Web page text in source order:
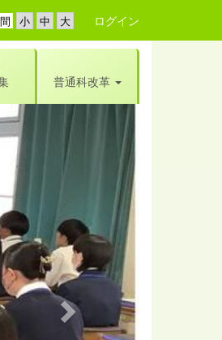
ログイン
普通科改革
n
e